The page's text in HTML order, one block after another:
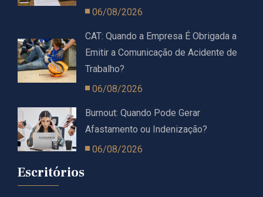
06/08/2026
CAT: Quando a Empresa É Obrigada a
Emitir a Comunicação de Acidente de
Trabalho?
06/08/2026
Burnout: Quando Pode Gerar
Afastamento ou Indenização?
06/08/2026
Escritórios